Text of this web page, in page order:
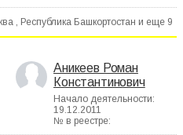
, Республика Башкортостан и еще 9
Аникеев Роман
Константинович
Начало деятельности:
19.12.2011
№ в реестре: